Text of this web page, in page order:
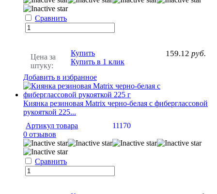
Сравнить
Цена за
штуку:
159.12 руб.
Купить
Купить в 1 клик
Добавить в избранное
Киянка резиновая Matrix черно-белая с фиберглассовой
рукояткой 225...
Артикул товара
11170
0 отзывов
Сравнить